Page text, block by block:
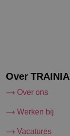
Over
Over ons
Werken bij
Vacatures